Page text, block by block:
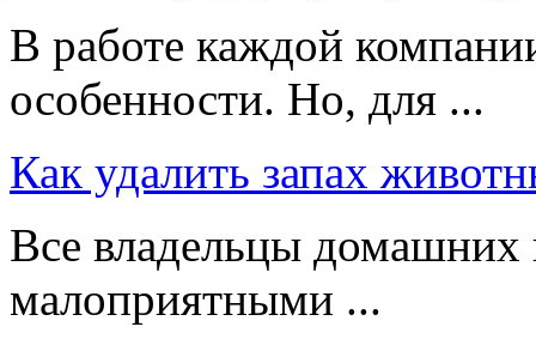
В работе каждой
особенности. Но, для ...
Как удалить запах
Все владельцы домашних
малоприятными ...